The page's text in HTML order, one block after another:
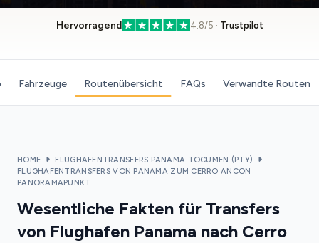
Hervorragend 4.8/5 · Trustpilot
Fahrzeuge Routenübersicht FAQs Verwandte Routen
HOME
FLUGHAFENTRANSFERS PANAMA TOCUMEN (PTY)
FLUGHAFENTRANSFERS VON PANAMA ZUM CERRO ANCON
PANORAMAPUNKT
Wesentliche Fakten für Transfers
von Flughafen Panama nach Cerro